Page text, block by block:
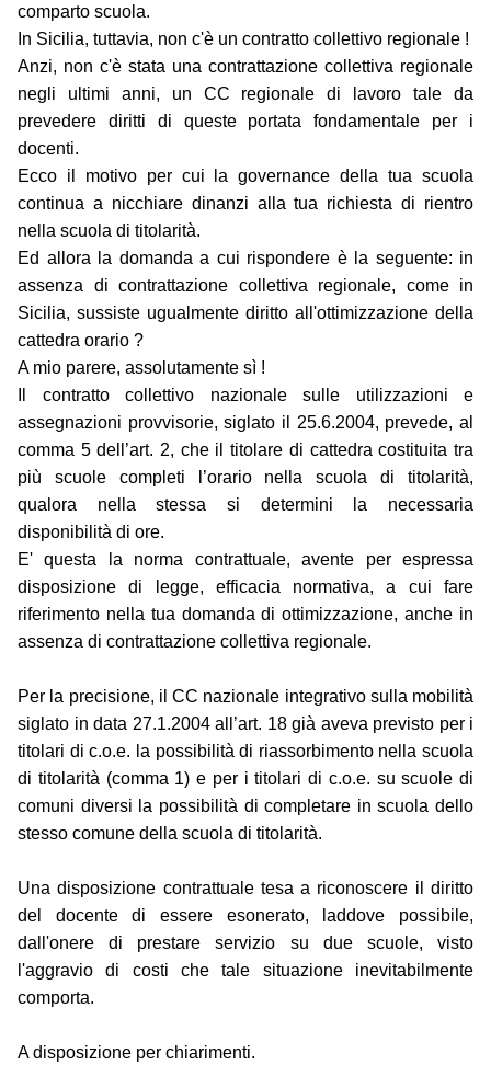
comparto scuola.
In Sicilia, tuttavia, non c'è un contratto collettivo regionale !
Anzi, non c'è stata una contrattazione collettiva regionale
negli ultimi anni, un CC regionale di lavoro tale da
prevedere diritti di queste portata fondamentale per i
docenti.
Ecco il motivo per cui la governance della tua scuola
continua a nicchiare dinanzi alla tua richiesta di rientro
nella scuola di titolarità.
Ed allora la domanda a cui rispondere è la seguente: in
assenza di contrattazione collettiva regionale, come in
Sicilia, sussiste ugualmente diritto all'ottimizzazione della
cattedra orario ?
A mio parere, assolutamente sì !
Il contratto collettivo nazionale sulle utilizzazioni e
assegnazioni provvisorie, siglato il 25.6.2004, prevede, al
comma 5 dell’art. 2, che il titolare di cattedra costituita tra
più scuole completi l’orario nella scuola di titolarità,
qualora nella stessa si determini la necessaria
disponibilità di ore.
E' questa la norma contrattuale, avente per espressa
disposizione di legge, efficacia normativa, a cui fare
riferimento nella tua domanda di ottimizzazione, anche in
assenza di contrattazione collettiva regionale.
Per la precisione, il CC nazionale integrativo sulla mobilità
siglato in data 27.1.2004 all’art. 18 già aveva previsto per i
titolari di c.o.e. la possibilità di riassorbimento nella scuola
di titolarità (comma 1) e per i titolari di c.o.e. su scuole di
comuni diversi la possibilità di completare in scuola dello
stesso comune della scuola di titolarità.
Una disposizione contrattuale tesa a riconoscere il diritto
del docente di essere esonerato, laddove possibile,
dall'onere di prestare servizio su due scuole, visto
l'aggravio di costi che tale situazione inevitabilmente
comporta.
A disposizione per chiarimenti.